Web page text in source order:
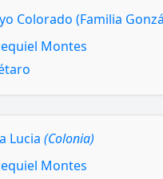
Colorado (Familia
Montes
Lucia (Colonia)
Montes